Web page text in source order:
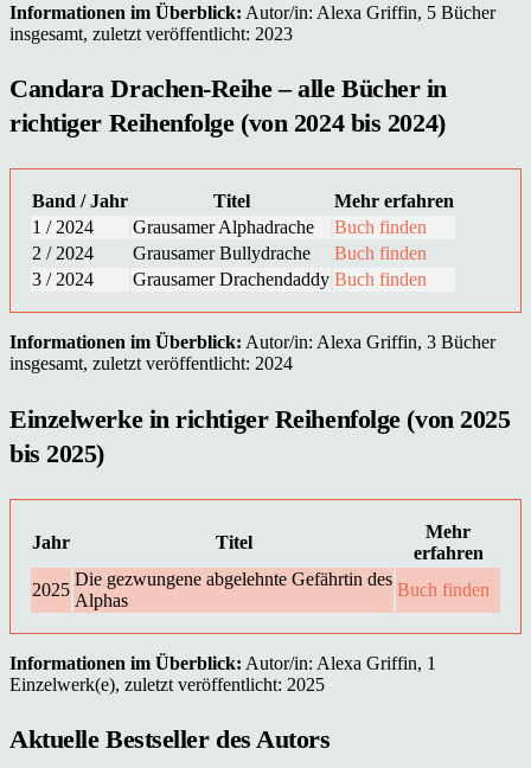
Informationen im Überblick: Autor/in: Alexa Griffin, 5 Bücher
insgesamt, zuletzt veröffentlicht: 2023
Candara Drachen-Reihe – alle Bücher in
richtiger Reihenfolge (von 2024 bis 2024)
Band / Jahr Titel
Mehr erfahren
1 / 2024
Grausamer Alphadrache
Buch finden
2 / 2024
Grausamer Bullydrache
Buch finden
3 / 2024
Grausamer Drachendaddy Buch finden
Informationen im Überblick: Autor/in: Alexa Griffin, 3 Bücher
insgesamt, zuletzt veröffentlicht: 2024
Einzelwerke in richtiger Reihenfolge (von 2025
bis 2025)
Jahr Titel
Mehr
erfahren
2025
Die gezwungene abgelehnte Gefährtin des
Alphas
Buch finden
Informationen im Überblick: Autor/in: Alexa Griffin, 1
Einzelwerk(e), zuletzt veröffentlicht: 2025
Aktuelle Bestseller des Autors